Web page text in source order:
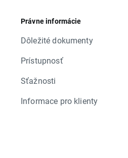
Právne informácie
Dôležité dokumenty
Prístupnosť
Sťažnosti
Informace pro klienty